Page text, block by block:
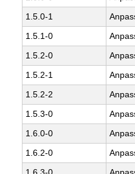
1.5.0-1
1.5.1-0
1.5.2-0
1.5.2-1
1.5.2-2
1.5.3-0
1.6.0-0
1.6.2-0